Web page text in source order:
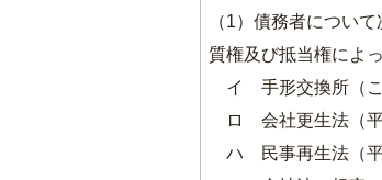
（1）債務者につい
質権及び抵当権によ
イ 手形交換所（こ
ロ 会社更生法（
ハ 民事再生法（平